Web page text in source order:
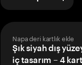
Napa deri kartlık ekle
Şık siyah dış
iç tasarım – 4